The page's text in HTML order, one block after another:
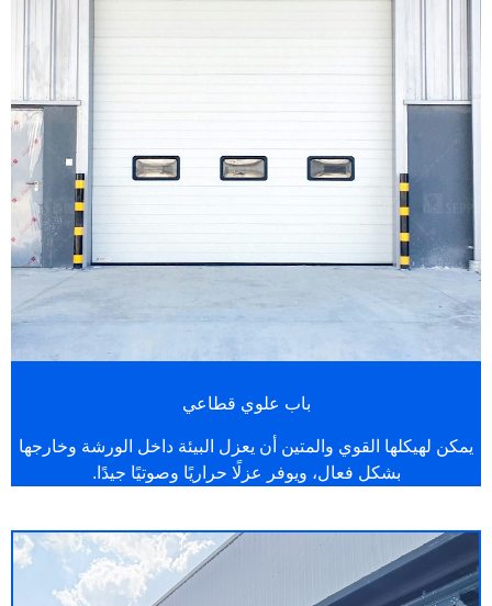
باب علوي قطاعي
يمكن لهيكلها القوي والمتين أن يعزل البيئة داخل الورشة وخارجها
بشكل فعال، ويوفر عزلًا حراريًا وصوتيًا جيدًا.